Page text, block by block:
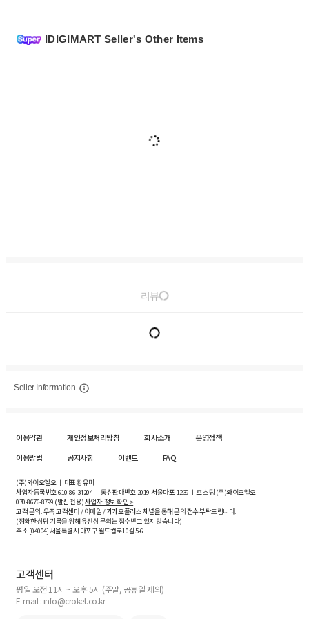
IDIGIMART Seller's Other Items
리뷰
Seller Information
이용약관 개인정보처리방침 회사소개
운영정책
이용방법
공지사항 이벤트 FAQ
(주)와이오엘오 ㅣ 대표 황유미
사업자등록번호610-86-34204ㅣ 통신판매번호 2019-서울마포-1239 ㅣ 호스팅 (주)와이오엘오
070-8676-8799 (발신 전용)사업자 정보 확인 >
고객 문의: 우측 고객센터 / 이메일 / 카카오플러스 채널을 통해 문의 접수 부탁드립니다.
(정확한 상담 기록을 위해 유선상 문의는 접수받고 있지 않습니다)
주소 [04004] 서울특별시 마포구 월드컵로10길5-6
고객센터
평일 오전 11시 ~ 오후 5시 (주말, 공휴일 제외)
E-mail : info@croket.co.kr